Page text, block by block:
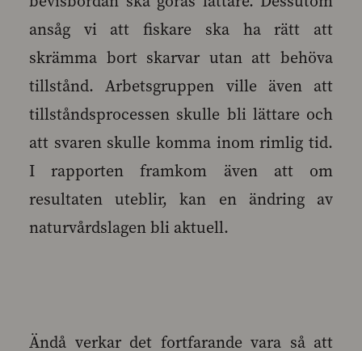
ansåg vi att fiskare ska ha rätt att
skrämma bort skarvar utan att behöva
tillstånd. Arbetsgruppen ville även att
tillståndsprocessen skulle bli lättare och
att svaren skulle komma inom rimlig tid.
I rapporten framkom även att om
resultaten uteblir, kan en ändring av
naturvårdslagen bli aktuell.
Ändå verkar det fortfarande vara så att